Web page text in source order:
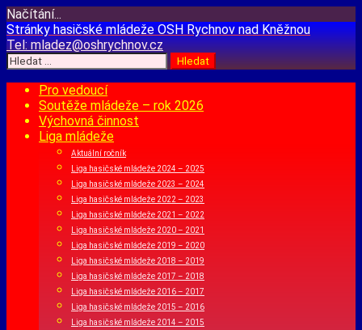
Načítání...
Přejít
k
obsahu
webu
Stránky hasičské mládežeOSH Rychnov nad Kněžnou
Tel:mladez@oshrychnov.cz
Vyhledávání
Pro vedoucí
Soutěže mládeže – rok 2026
Výchovná činnost
Liga mládeže
Aktuální ročník
Liga hasičské mládeže 2024 – 2025
Liga hasičské mládeže 2023 – 2024
Liga hasičské mládeže 2022 – 2023
Liga hasičské mládeže 2021 – 2022
Liga hasičské mládeže 2020 – 2021
Liga hasičské mládeže 2019 – 2020
Liga hasičské mládeže 2018 – 2019
Liga hasičské mládeže 2017 – 2018
Liga hasičské mládeže 2016 – 2017
Liga hasičské mládeže 2015 – 2016
Liga hasičské mládeže 2014 – 2015